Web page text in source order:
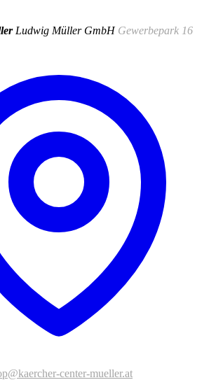
Ludwig Müller GmbH Gewerbepark 16
center-mueller.at